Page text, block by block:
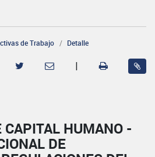
de Trabajo Detalle
|
CAPITAL HUMANO -
DE